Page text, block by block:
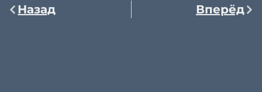
Назад Вперёд